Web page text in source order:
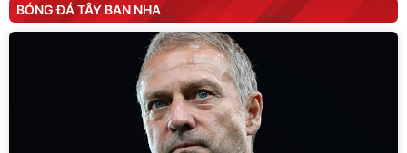
BÓNG ĐÁ TÂY BAN NHA